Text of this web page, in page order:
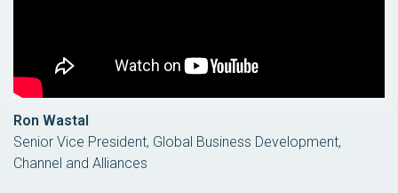
Ron Wastal
Senior Vice President, Global Business Development,
Channel and Alliances